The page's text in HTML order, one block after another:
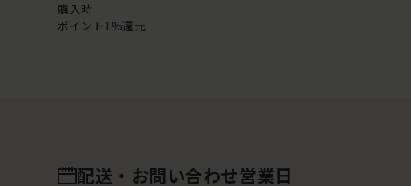
購入時
ポイント1%還元
配送・お問い合わせ営業日